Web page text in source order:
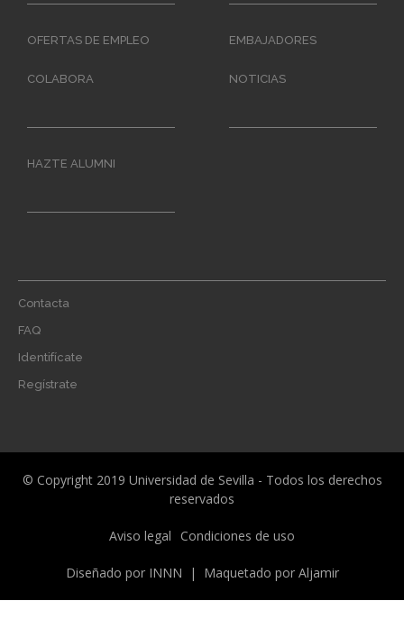
OFERTAS DE EMPLEO EMBAJADORES
COLABORA NOTICIAS
HAZTE ALUMNI
Footer
menu
Contacta
FAQ
Identifícate
Regístrate
© Copyright 2019 Universidad de Sevilla - Todos los derechos
reservados
legal
Aviso legal Condiciones de uso
Diseñado por INNN | Maquetado por Aljamir